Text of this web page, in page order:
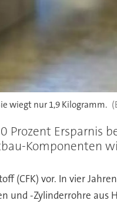
wiegt nur 1,9 Kilogramm.
Ersparnis
Komponenten
(CFK) vor. In vier
-Zylinderrohre aus